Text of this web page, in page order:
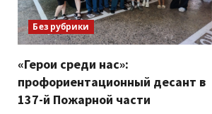
Без рубрики
«Герои среди нас»:
профориентационный десант в
137-й Пожарной части